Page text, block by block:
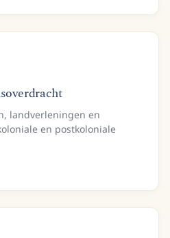
landverleningen en
en postkoloniale